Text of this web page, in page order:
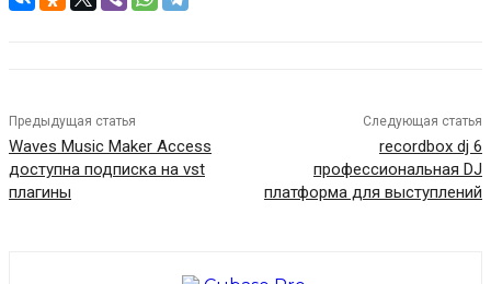
Предыдущая статья
Waves Music Maker Access
доступна подписка на vst
плагины
Следующая статья
recordbox dj 6
профессиональная DJ
платформа для выступлений